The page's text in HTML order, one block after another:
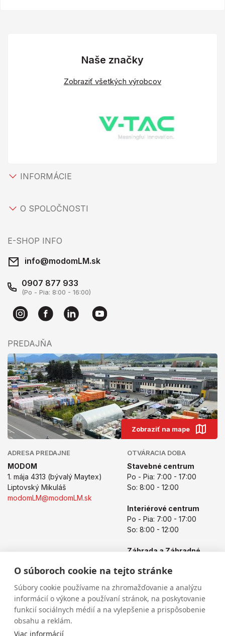
O súboroch cookie na tejto stránke
Súbory cookie používame na zhromažďovanie a analýzu
informácií o výkone a používaní stránok, na poskytovanie
funkcií sociálnych médií a na vylepšenie a prispôsobenie
obsahu a reklám.
Viac informácií
Naše značky
Zobraziť všetkých výrobcov
INFORMÁCIE
O SPOLOČNOSTI
E-SHOP INFO
info@modomLM.sk
0907 877 933
(Po - Pia: 8:00 - 16:00)
PREDAJŇA
Zobraziť na mape
ADRESA PREDAJNE
MODOM
1. mája 4313 (bývalý Maytex)
Liptovský Mikuláš
modomLM@modomLM.sk
OTVÁRACIA DOBA
Stavebné centrum
Po - Pia: 7:00 - 17:00
So: 8:00 - 12:00
Interiérové centrum
Po - Pia: 7:00 - 17:00
So: 8:00 - 12:00
Záhrada a Záhradné
Po - Pia: 8:00 - 17:00
So: 8:00 - 12:00